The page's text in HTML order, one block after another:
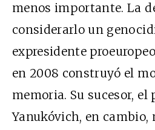
menos importante. La
considerarlo un
expresidente
en 2008 construyó el
memoria. Su sucesor, el
Yanukóvich, en cambio,